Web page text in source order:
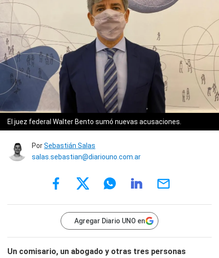
El juez federal Walter Bento sumó nuevas acusaciones.
PorSebastián Salas
salas.sebastian@diariouno.com.ar
Agregar Diario UNO en
Un comisario, un abogado y otras tres personas